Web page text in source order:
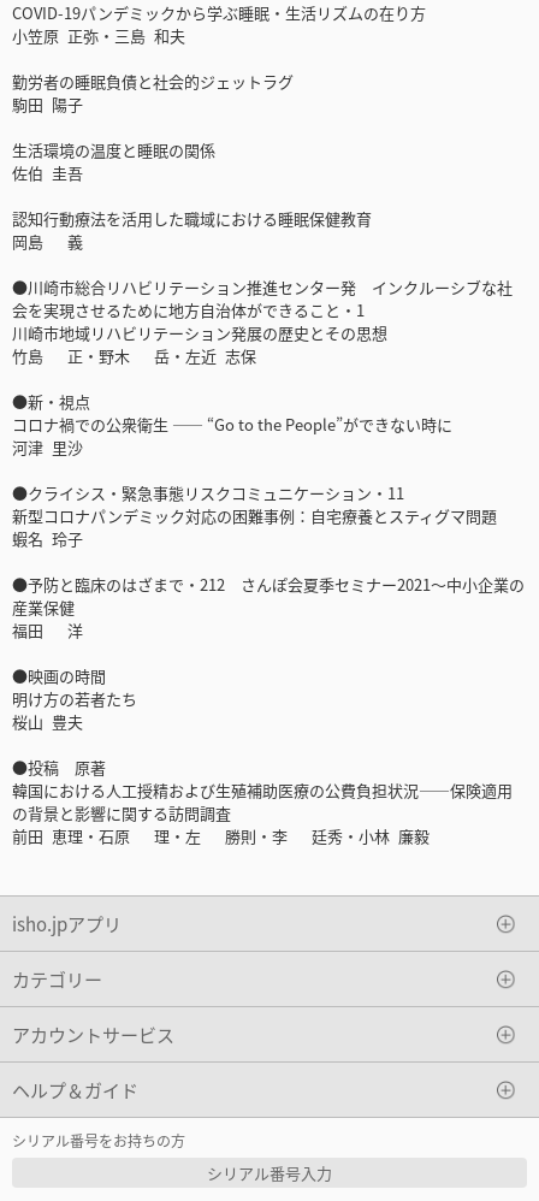
COVID-19パンデミックから学ぶ睡眠・生活リズムの在り方
小笠原 正弥・三島 和夫
勤労者の睡眠負債と社会的ジェットラグ
駒田 陽子
生活環境の温度と睡眠の関係
佐伯 圭吾
認知行動療法を活用した職域における睡眠保健教育
岡島 義
●川崎市総合リハビリテーション推進センター発 インクルーシブな社
会を実現させるために地方自治体ができること・1
川崎市地域リハビリテーション発展の歴史とその思想
竹島 正・野木 岳・左近 志保
●新・視点
コロナ禍での公衆衛生 ―― “Go to the People”ができない時に
河津 里沙
●クライシス・緊急事態リスクコミュニケーション・11
新型コロナパンデミック対応の困難事例：自宅療養とスティグマ問題
蝦名 玲子
●予防と臨床のはざまで・212 さんぽ会夏季セミナー2021～中小企業の
産業保健
福田 洋
●映画の時間
明け方の若者たち
桜山 豊夫
●投稿 原著
韓国における人工授精および生殖補助医療の公費負担状況――保険適用
の背景と影響に関する訪問調査
前田 恵理・石原 理・左 勝則・李 廷秀・小林 廉毅
isho.jpアプリ
カテゴリー
アカウントサービス
ヘルプ＆ガイド
シリアル番号をお持ちの方
シリアル番号入力